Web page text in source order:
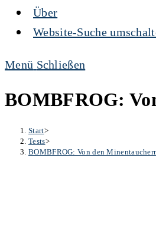
Über
Website-Suche
Menü Schließen
BOMBFROG:
Start>
Tests>
BOMBFROG: Von den